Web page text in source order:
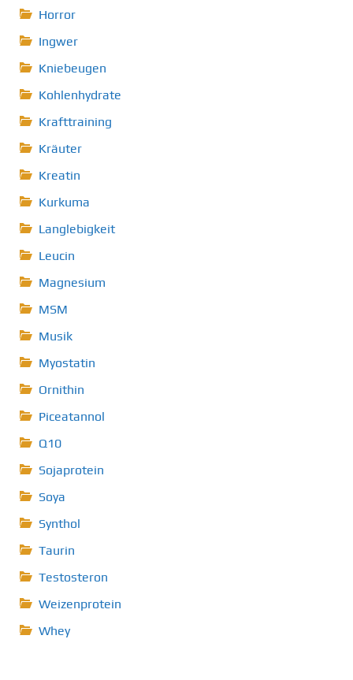
Horror
Ingwer
Kniebeugen
Kohlenhydrate
Krafttraining
Kräuter
Kreatin
Kurkuma
Langlebigkeit
Leucin
Magnesium
MSM
Musik
Myostatin
Ornithin
Piceatannol
Q10
Sojaprotein
Soya
Synthol
Taurin
Testosteron
Weizenprotein
Whey